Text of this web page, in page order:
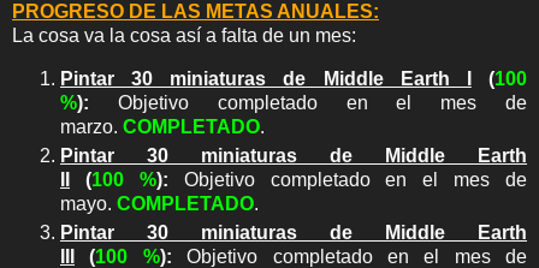
PROGRESO DE LAS METAS ANUALES:
La cosa va la cosa así a falta de un mes:
Pintar 30 miniaturas de Middle Earth I (100
%): Objetivo completado en el mes de
marzo. COMPLETADO.
Pintar 30 miniaturas de Middle Earth
(100%): Objetivo completado en el mes de
mayo. COMPLETADO.
Pintar 30 miniaturas de Middle Earth
(100 %):
Objetivo completado en el mes de